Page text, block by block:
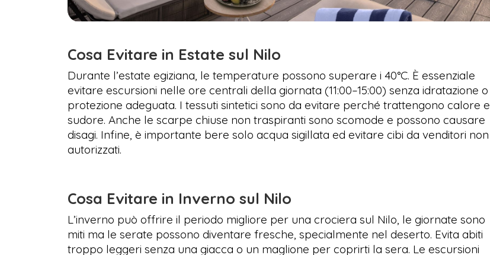
Cosa Evitare in Estate sul Nilo
Durante l’estate egiziana, le temperature possono superare i 40°C. È essenziale
evitare escursioni nelle ore centrali della giornata (11:00–15:00) senza idratazione o
protezione adeguata. I tessuti sintetici sono da evitare perché trattengono calore e
sudore. Anche le scarpe chiuse non traspiranti sono scomode e possono causare
disagi. Infine, è importante bere solo acqua sigillata ed evitare cibi da venditori non
autorizzati.
Cosa Evitare in Inverno sul Nilo
L’inverno può offrire il periodo migliore per una crociera sul Nilo, le giornate sono
miti ma le serate possono diventare fresche, specialmente nel deserto. Evita abiti
troppo leggeri senza una giacca o un maglione per coprirti la sera. Le escursioni